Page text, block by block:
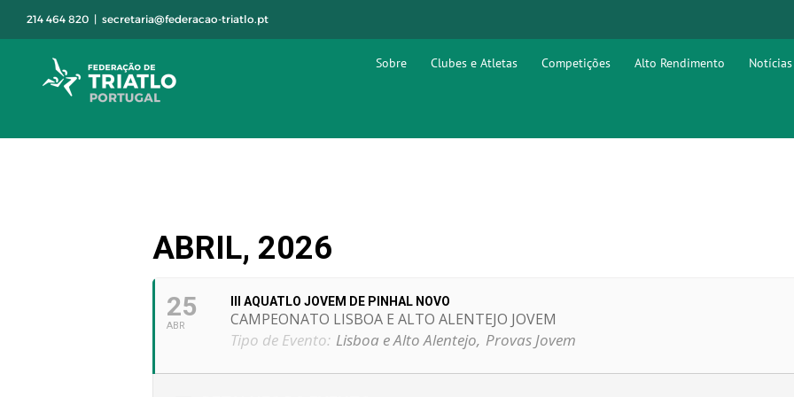
214 464 820 | secretaria@federacao-triatlo.pt
Sobre Clubes e Atletas Competições Alto Rendimento
ABRIL, 2026
25
ABR
III AQUATLO JOVEM DE PINHAL NOVO
CAMPEONATO LISBOA E ALTO ALENTEJO JOVEM
Tipo de Evento: Lisboa e Alto Alentejo, Provas Jovem